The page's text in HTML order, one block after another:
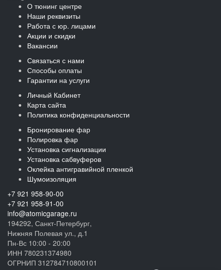
О тюнинг центре
Наши реквизиты
Работа с юр. лицами
Акции и скидки
Вакансии
Связаться с нами
Способы оплаты
Гарантии на услуги
Личный Кабинет
Карта сайта
Политика конфиденциальности
Бронирование фар
Полировка фар
Установка сигнализации
Установка сабвуферов
Оклейка антигравийной пленкой
Шумоизоляция
+7 921 958-90-00
+7 921 958-91-00
info@atomicgarage.ru
194292, Санкт-Петербург,
Нижняя Полевая ул., д.1
Пн-Вс 10:00 - 20:00
ИНН 780231374980
ОГРНИП 312784710800101